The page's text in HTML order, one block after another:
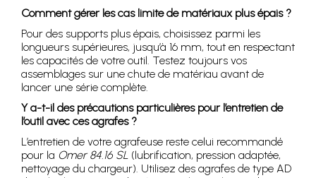
Comment gérer les cas limite de matériaux plus épais ?
Pour des supports plus épais, choisissez parmi les
longueurs supérieures, jusqu’à 16 mm, tout en respectant
les capacités de votre outil. Testez toujours vos
assemblages sur une chute de matériau avant de
lancer une série complète.
Y a-t-il des précautions particulières pour l’entretien de
l’outil avec ces agrafes ?
L’entretien de votre agrafeuse reste celui recommandé
pour la Omer 84.16 SL (lubrification, pression adaptée,
nettoyage du chargeur). Utilisez des agrafes de type AD